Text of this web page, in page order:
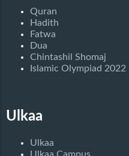
Quran
Hadith
Fatwa
Dua
Chintashil Shomaj
Islamic Olympiad 2022
Ulkaa
Ulkaa